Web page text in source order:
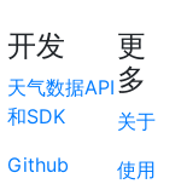
开发
天气数据API
和SDK
Github
更
多
关于
使用